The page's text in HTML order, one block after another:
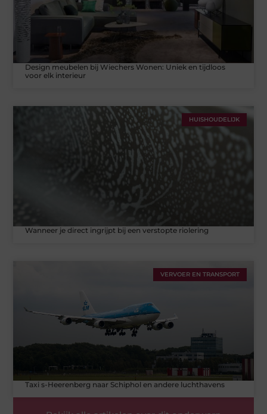
Design meubelen bij Wiechers Wonen: Uniek en tijdloos
voor elk interieur
HUISHOUDELIJK
Wanneer je direct ingrijpt bij een verstopte riolering
VERVOER EN TRANSPORT
Taxi s-Heerenberg naar Schiphol en andere luchthavens